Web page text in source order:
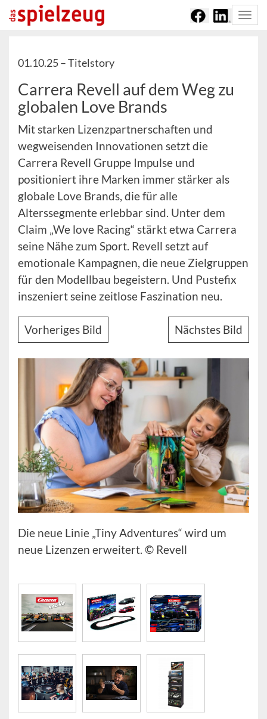
01.10.25 –Titelstory
Carrera Revell auf dem Weg zu
globalen Love Brands
Mit starken Lizenzpartnerschaften und
wegweisenden Innovationen setzt die
Carrera Revell Gruppe Impulse und
positioniert ihre Marken immer stärker als
globale Love Brands, die für alle
Alterssegmente erlebbar sind. Unter dem
Claim „We love Racing“ stärkt etwa Carrera
seine Nähe zum Sport. Revell setzt auf
emotionale Kampagnen, die neue Zielgruppen
für den Modellbau begeistern. Und Pustefix
inszeniert seine zeitlose Faszination neu.
Vorheriges Bild Nächstes Bild
Die neue Linie „Tiny Adventures“ wird um
neue Lizenzen erweitert. © Revell